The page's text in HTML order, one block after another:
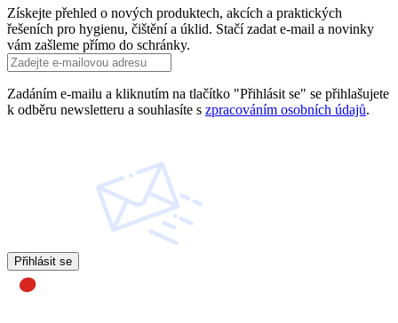
Získejte přehled o nových produktech, akcích a praktických
řešeních pro hygienu, čištění a úklid. Stačí zadat e-mail a novinky
vám zašleme přímo do schránky.
Zadáním e-mailu a kliknutím na tlačítko "Přihlásit se" se přihlašujete
k odběru newsletteru a souhlasíte s zpracováním osobních údajů.
Přihlásit se